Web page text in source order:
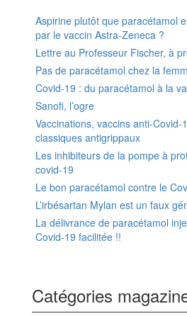
Aspirine plutôt que paracétamol
par le vaccin Astra-Zeneca ?
Lettre au Professeur Fischer, à
Pas de paracétamol chez la
Covid-19 : du paracétamol à la
Sanofi, l’ogre
Vaccinations, vaccins anti-Covid-
classiques antigrippaux
Les inhibiteurs de la pompe à
covid-19
Le bon paracétamol contre le
L’irbésartan Mylan est un faux
La délivrance de paracétamol
Covid-19 facilitée !!
Catégories